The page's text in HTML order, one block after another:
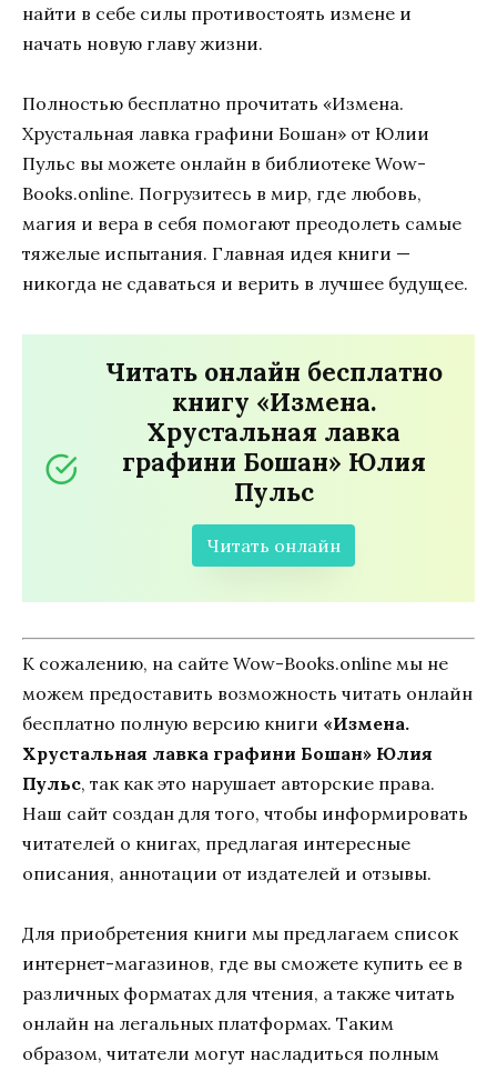
найти в себе силы противостоять измене и
начать новую главу жизни.
Полностью бесплатно прочитать «Измена.
Хрустальная лавка графини Бошан» от Юлии
Пульс вы можете онлайн в библиотеке Wow-
Books.online. Погрузитесь в мир, где любовь,
магия и вера в себя помогают преодолеть самые
тяжелые испытания. Главная идея книги —
никогда не сдаваться и верить в лучшее будущее.
Читать онлайн бесплатно
книгу «Измена.
Хрустальная лавка
графини Бошан» Юлия
Пульс
Читать онлайн
К сожалению, на сайте Wow-Books.online мы не
можем предоставить возможность читать онлайн
бесплатно полную версию книги «Измена.
Хрустальная лавка графини Бошан» Юлия
Пульс, так как это нарушает авторские права.
Наш сайт создан для того, чтобы информировать
читателей о книгах, предлагая интересные
описания, аннотации от издателей и отзывы.
Для приобретения книги мы предлагаем список
интернет-магазинов, где вы сможете купить ее в
различных форматах для чтения, а также читать
онлайн на легальных платформах. Таким
образом, читатели могут насладиться полным